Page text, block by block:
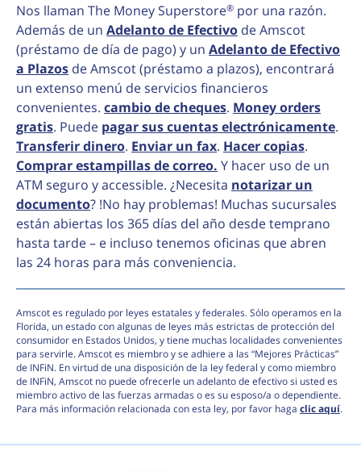
Nos llaman The Money Superstore® por una razón.
Además de un Adelanto de Efectivo de Amscot
(préstamo de día de pago) y un Adelanto de Efectivo
a Plazos de Amscot (préstamo a plazos), encontrará
un extenso menú de servicios financieros
convenientes. cambio de cheques. Money orders
gratis. Puede pagar sus cuentas electrónicamente.
Transferir dinero. Enviar un fax. Hacer copias.
Comprar estampillas de correo. Y hacer uso de un
ATM seguro y accessible. ¿Necesita notarizar un
documento? !No hay problemas! Muchas sucursales
están abiertas los 365 días del año desde temprano
hasta tarde – e incluso tenemos oficinas que abren
las 24 horas para más conveniencia.
Amscot es regulado por leyes estatales y federales. Sólo operamos en la
Florida, un estado con algunas de leyes más estrictas de protección del
consumidor en Estados Unidos, y tiene muchas localidades convenientes
para servirle. Amscot es miembro y se adhiere a las “Mejores Prácticas”
de INFiN. En virtud de una disposición de la ley federal y como miembro
de INFiN, Amscot no puede ofrecerle un adelanto de efectivo si usted es
miembro activo de las fuerzas armadas o es su esposo/a o dependiente.
Para más información relacionada con esta ley, por favor haga clic aquí.